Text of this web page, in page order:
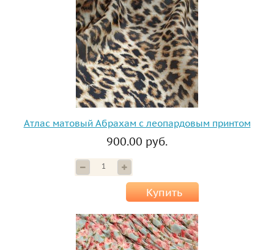
Атлас матовый Абрахам с леопардовым принтом
900.00 руб.
Купить